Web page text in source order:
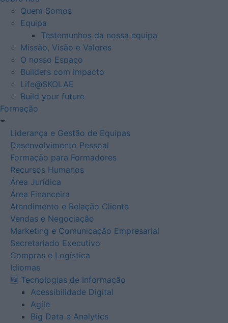
Quem Somos
Equipa
Testemunhos da nossa equipa
Missão, Visão e Valores
O nosso Espaço
Builders com impacto
Life@SKOLAE
Build your future
Formação
Liderança e Gestão de Equipas
Desenvolvimento Pessoal
Formação para Formadores
Recursos Humanos
Área Jurídica
Área Financeira
Atendimento e Relação Cliente
Vendas e Negociação
Marketing e Comunicação Empresarial
Secretariado Executivo
Compras e Logística
Idiomas
🆕 Tecnologias de Informação
Acessibilidade Digital
Agile
Big Data e Analytics